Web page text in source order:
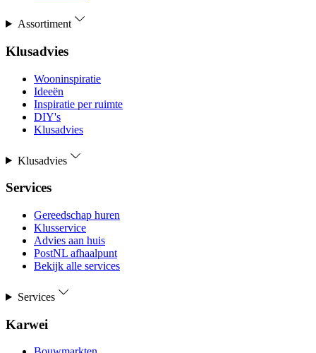
Assortiment
Klusadvies
Wooninspiratie
Ideeën
Inspiratie per ruimte
DIY's
Klusadvies
Klusadvies
Services
Gereedschap huren
Klusservice
Advies aan huis
PostNL afhaalpunt
Bekijk alle services
Services
Karwei